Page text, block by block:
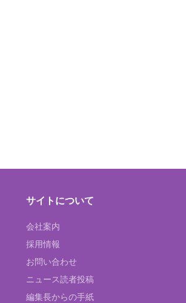
サイトについて
会社案内
採用情報
お問い合わせ
ニュース読者投稿
編集長からの手紙